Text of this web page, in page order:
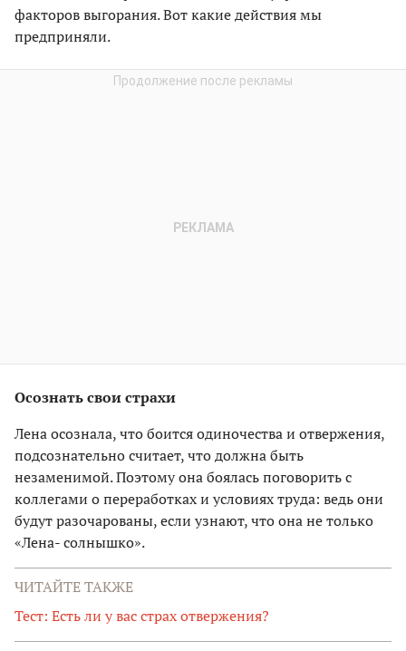
факторов выгорания. Вот какие действия мы
предприняли.
Осознать свои страхи
Лена осознала, что боится одиночества и отвержения,
подсознательно считает, что должна быть
незаменимой. Поэтому она боялась поговорить с
коллегами о переработках и условиях труда: ведь они
будут разочарованы, если узнают, что она не только
«Лена- солнышко».
ЧИТАЙТЕ ТАКЖЕ
Тест: Есть ли у вас страх отвержения?